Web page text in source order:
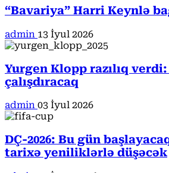
“Bavariya” Harri Keynlə
admin 13 İyul 2026
Yurgen Klopp razılıq
çalışdıracaq
admin 03 İyul 2026
DÇ-2026: Bu gün
tarixə yeniliklərlə düşəcək